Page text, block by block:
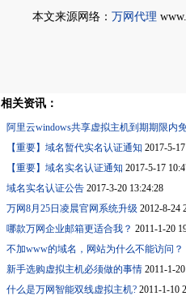
本文来源网络： 万网代理
相关资讯：
阿里云windows共享虚拟主机到期期限内
【重要】域名暂代实名认证通知 2017-5-
【重要】域名实名认证通知 2017-5-17
域名实名认证公告 2017-3-20 13:24:28
万网8月25日凌晨官网系统升级 2012-8-24
哪款万网企业邮箱更适合我？ 2011-1-20
不加www的域名，网站为什么不能访问？
新手选购虚拟主机必须做的事情 2011-1-
什么是万网智能双线虚拟主机? 2011-1-10